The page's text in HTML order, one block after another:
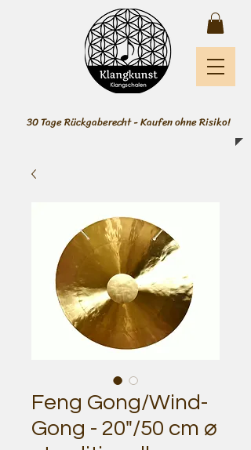
30 Tage Rückgaberecht - Kaufen ohne Risiko!
Feng Gong/Wind-
Gong - 20"/50 cm ⌀